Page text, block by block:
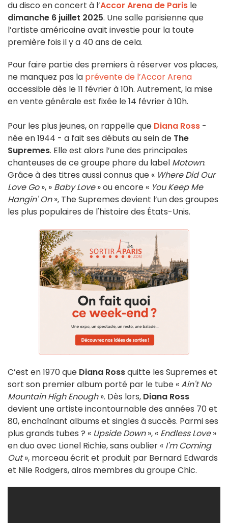
du disco en concert à l’Accor Arena de Paris le
dimanche 6 juillet 2025. Une salle parisienne que
l’artiste américaine avait investie pour la toute
première fois il y a 40 ans de cela.
Pour faire partie des premiers à réserver vos places,
ne manquez pas la prévente de l’Accor Arena
accessible dès le 11 février à 10h. Autrement, la mise
en vente générale est fixée le 14 février à 10h.
Pour les plus jeunes, on rappelle que Diana Ross -
née en 1944 - a fait ses débuts au sein de The
Supremes. Elle est alors l’une des principales
chanteuses de ce groupe phare du label Motown.
Grâce à des titres aussi connus que « Where Did Our
Love Go», » Baby Love» ou encore « You Keep Me
Hangin' On», The Supremes devient l’un des groupes
les plus populaires de l'histoire des États-Unis.
C’est en 1970 que Diana Rossquitte les Supremes et
sort son premier album porté par le tube «Ain't No
Mountain High Enough». Dès lors, Diana Ross
devient une artiste incontournable des années 70 et
80, enchaînant albums et singles à succès. Parmi ses
plus grands tubes ? « Upside Down», « Endless Love»
en duo avec Lionel Richie, sans oublier « I'm Coming
Out», morceau écrit et produit par Bernard Edwards
et Nile Rodgers, alros membres du groupe Chic.